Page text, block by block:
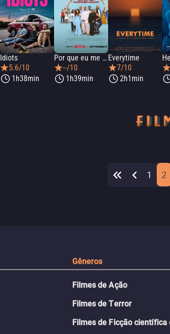
Idiots
5.6/10
1h38min
Por que eu me casei de novo?
--/10
1h39min
Everytime
7/10
2h1min
1 2
Gêneros
Filmes de Ação
Filmes de Terror
Filmes de Ficção científica